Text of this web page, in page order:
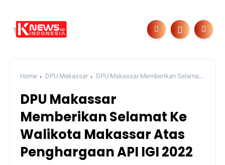
Home DPU Makassar
DPU Makassar Memberikan Selamat
DPU Makassar
Memberikan Selamat Ke
Walikota Makassar Atas
Penghargaan API IGI 2022